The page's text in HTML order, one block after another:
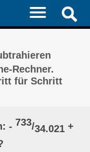
Rechner.
für Schritt
- 733/34.021 +